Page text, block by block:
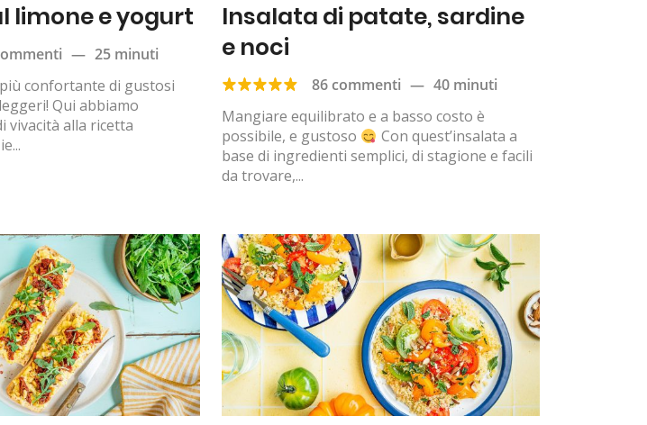
limone e yogurt
— 25 minuti
confortante di gustosi
Qui abbiamo
vivacità alla ricetta
Insalata di patate, sardine
e noci
86 commenti — 40 minuti
Mangiare equilibrato e a basso costo è
possibile, e gustoso
Con quest’insalata a
base di ingredienti semplici, di stagione e facili
da trovare,...